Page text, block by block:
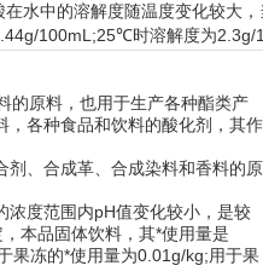
在水中的溶解度随温度变化较大
100mL;25℃时溶解度为
的原料，也用于生产各种酯类产
，各种食品和饮料的酸化剂，其作
剂、合成革、合成染料和香料的原
浓度范围内pH值变化较小，是较
本品固体饮料，其*使用量是
果冻的*使用量为0.01g/kg;用于果